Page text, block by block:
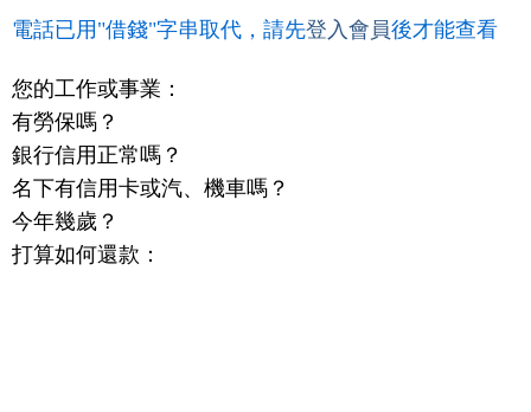
電話已用"借錢"字串取代，請先登入會員後才能查看
您的工作或事業：
有勞保嗎？
銀行信用正常嗎？
名下有信用卡或汽、機車嗎？
今年幾歲？
打算如何還款：